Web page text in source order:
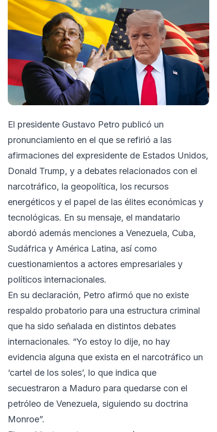
El presidente Gustavo Petro publicó un
pronunciamiento en el que se refirió a las
afirmaciones del expresidente de Estados Unidos,
Donald Trump, y a debates relacionados con el
narcotráfico, la geopolítica, los recursos
energéticos y el papel de las élites económicas y
tecnológicas. En su mensaje, el mandatario
abordó además menciones a Venezuela, Cuba,
Sudáfrica y América Latina, así como
cuestionamientos a actores empresariales y
políticos internacionales.
En su declaración, Petro afirmó que no existe
respaldo probatorio para una estructura criminal
que ha sido señalada en distintos debates
internacionales. “Yo estoy lo dije, no hay
evidencia alguna que exista en el narcotráfico un
‘cartel de los soles’, lo que indica que
secuestraron a Maduro para quedarse con el
petróleo de Venezuela, siguiendo su doctrina
Monroe”.